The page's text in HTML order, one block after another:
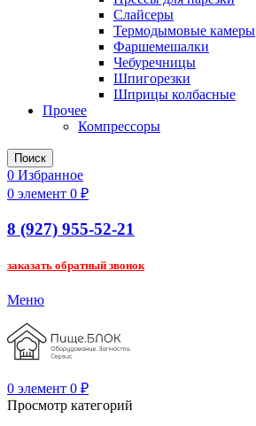
Слайсеры
Термодымовые камеры
Фаршемешалки
Чебуречницы
Шпигорезки
Шприцы колбасные
Прочее
Компрессоры
Поиск
0 Избранное
0 элемент 0 ₽
8 (927) 955-52-21
заказать обратный звонок
Меню
0 элемент 0 ₽
Просмотр категорий